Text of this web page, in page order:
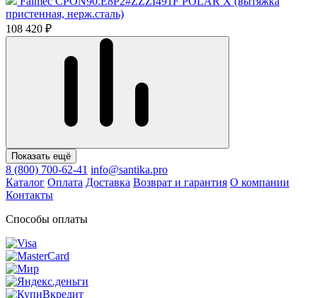
пристенная, нерж.сталь)
108 420 ₽
Показать ещё
8 (800) 700-62-41 info@santika.pro
Каталог Оплата Доставка Возврат и гарантия О компании
Контакты
Способы оплаты